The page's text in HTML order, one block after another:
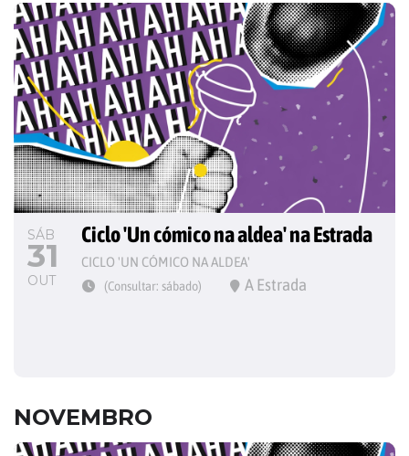
SÁB
31
OUT
Ciclo 'Un cómico na aldea' na Estrada
CICLO 'UN CÓMICO NA ALDEA'
(Consultar: sábado) A Estrada
NOVEMBRO